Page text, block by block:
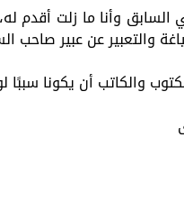
السابق وأنا ما زلت أقدم
والتعبير عن عبير صاحب
والكاتب أن يكونا سببًا